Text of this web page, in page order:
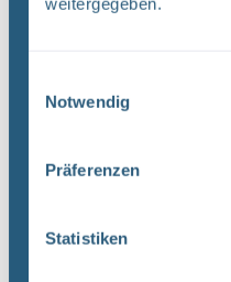
Notwendig
Präferenzen
Statistiken
03 (PDF)
NAAN NNNNNNNNNN
Ersteller/Unterschrift:
20.03.2019 | Upload